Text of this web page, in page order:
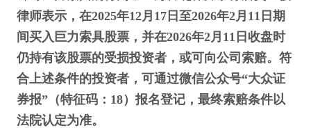
律师表示，在2025年12月17日至2026年2月11日期
间买入巨力索具股票，并在2026年2月11日收盘时
仍持有该股票的受损投资者，或可向公司索赔。符
合上述条件的投资者，可通过微信公众号“大众证
券报”（特征码：18）报名登记，最终索赔条件以
法院认定为准。